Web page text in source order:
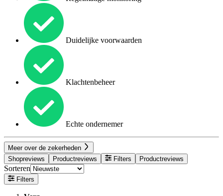
Duidelijke voorwaarden
Klachtenbeheer
Echte ondernemer
Meer over de zekerheden
Shopreviews
Productreviews Filters Productreviews
Sorteren
Filters